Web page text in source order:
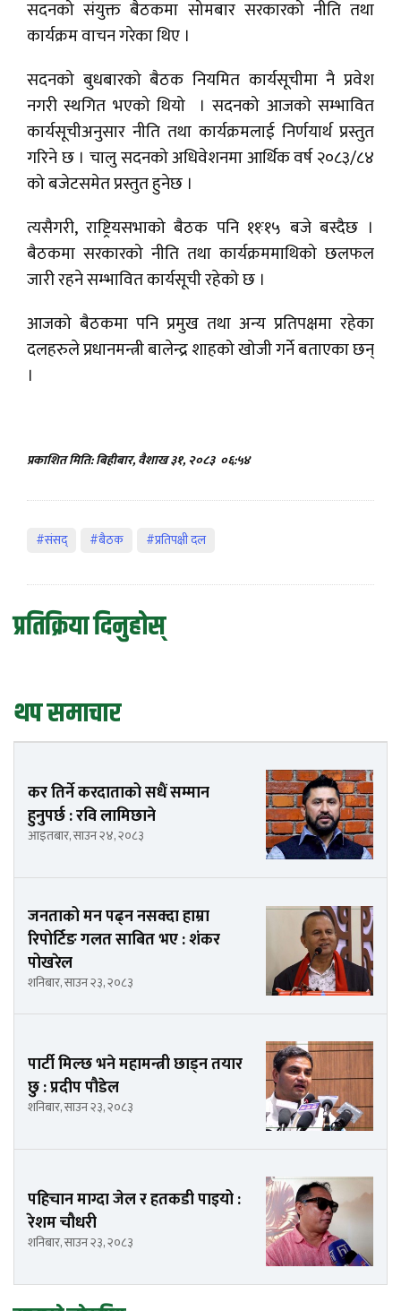
सदनको संयुक्त बैठकमा सोमबार सरकारको नीति तथा
कार्यक्रम वाचन गरेका थिए ।
सदनको बुधबारको बैठक नियमित कार्यसूचीमा नै प्रवेश
नगरी स्थगित भएको थियो । सदनको आजको सम्भावित
कार्यसूचीअनुसार नीति तथा कार्यक्रमलाई निर्णयार्थ प्रस्तुत
गरिने छ । चालु सदनको अधिवेशनमा आर्थिक वर्ष २०८३/८४
को बजेटसमेत प्रस्तुत हुनेछ ।
त्यसैगरी, राष्ट्रियसभाको बैठक पनि ११ः१५ बजे बस्दैछ ।
बैठकमा सरकारको नीति तथा कार्यक्रममाथिको छलफल
जारी रहने सम्भावित कार्यसूची रहेको छ ।
आजको बैठकमा पनि प्रमुख तथा अन्य प्रतिपक्षमा रहेका
दलहरुले प्रधानमन्त्री बालेन्द्र शाहको खोजी गर्ने बताएका छन्
।
प्रकाशित मिति: बिहीबार, वैशाख ३१, २०८३ ०६:५४
#संसद् #बैठक #प्रतिपक्षी दल
प्रतिक्रिया दिनुहोस्
थप समाचार
कर तिर्ने करदाताको सधैं सम्मान
हुनुपर्छ : रवि लामिछाने
आइतबार, साउन २४, २०८३
जनताको मन पढ्न नसक्दा हाम्रा
रिपोर्टिङ गलत साबित भए : शंकर
पोखरेल
शनिबार, साउन २३, २०८३
पार्टी मिल्छ भने महामन्त्री छाड्न तयार
छु : प्रदीप पौडेल
शनिबार, साउन २३, २०८३
पहिचान माग्दा जेल र हतकडी पाइयो :
रेशम चौधरी
शनिबार, साउन २३, २०८३